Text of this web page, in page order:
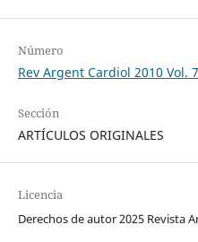
Número
Rev Argent Cardiol 2010 Vol.
Sección
ARTÍCULOS ORIGINALES
Licencia
Derechos de autor 2025 Revista